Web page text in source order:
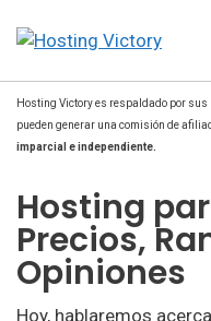
Hosting Victory es respaldado por
pueden generar una comisión de
imparcial e independiente.
Hosting
Precios,
Opiniones
Hoy, hablaremos